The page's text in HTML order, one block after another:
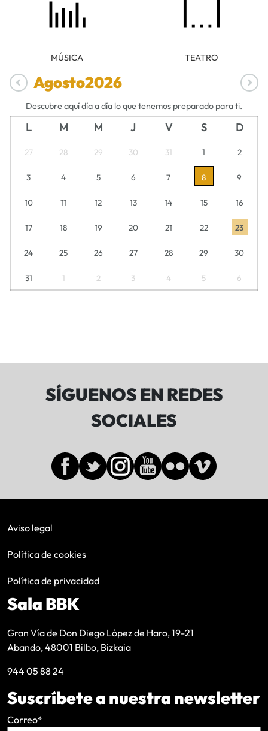
MÚSICA TEATRO
Agosto2026
Descubre aquí día a día lo que tenemos preparado para ti.
L M M J V S D
27 28 29 30 31 1 2
3 4 5 6 7 8 9
10 11 12 13 14 15 16
17 18 19 20 21 22 23
24 25 26 27 28 29 30
31 1 2 3 4 5 6
SÍGUENOS EN REDES
SOCIALES
Aviso legal
Política de cookies
Política de privacidad
Sala BBK
Gran Vía de Don Diego López de Haro, 19-21
Abando, 48001 Bilbo, Bizkaia
944 05 88 24
Suscríbete a nuestra newsletter
Correo*